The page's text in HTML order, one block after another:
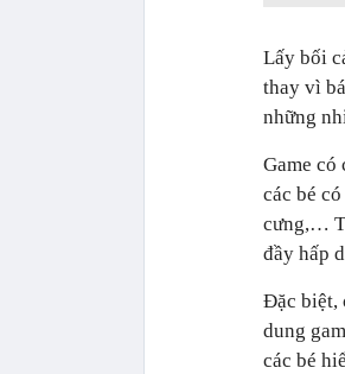
Lấy bối
thay vì
những
Game
các bé
cưng,…
đầy hấp
Đặc biệt,
dung
các bé